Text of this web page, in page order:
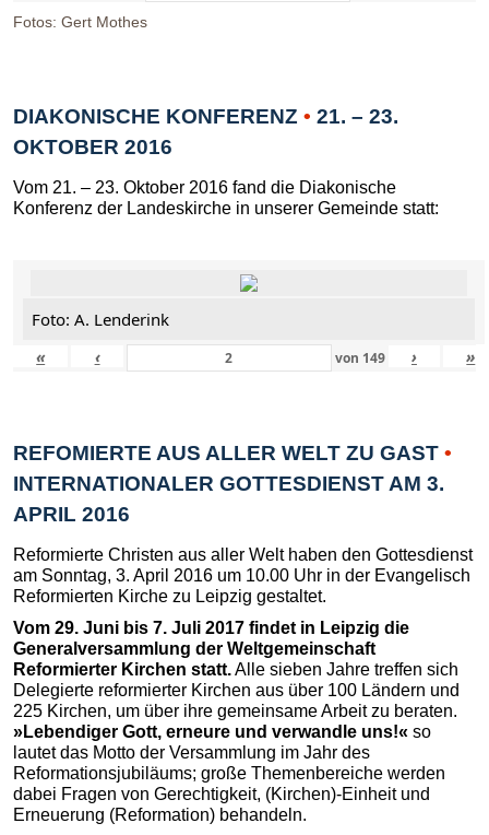
Fotos: Gert Mothes
DIAKONISCHE KONFERENZ • 21. – 23.
OKTOBER 2016
Vom 21. – 23. Oktober 2016 fand die Diakonische
Konferenz der Landeskirche in unserer Gemeinde statt:
Foto: A. Lenderink
«
‹ von 149 › »
REFOMIERTE AUS ALLER WELT ZU GAST •
INTERNATIONALER GOTTESDIENST AM 3.
APRIL 2016
Reformierte Christen aus aller Welt haben den Gottesdienst
am Sonntag, 3. April 2016 um 10.00 Uhr in der Evangelisch
Reformierten Kirche zu Leipzig gestaltet.
Vom 29. Juni bis 7. Juli 2017 findet in Leipzig die
Generalversammlung der Weltgemeinschaft
Reformierter Kirchen statt.Alle sieben Jahre treffen sich
Delegierte reformierter Kirchen aus über 100 Ländern und
225 Kirchen, um über ihre gemeinsame Arbeit zu beraten.
»Lebendiger Gott, erneure und verwandle uns!« so
lautet das Motto der Versammlung im Jahr des
Reformationsjubiläums; große Themenbereiche werden
dabei Fragen von Gerechtigkeit, (Kirchen)-Einheit und
Erneuerung (Reformation) behandeln.